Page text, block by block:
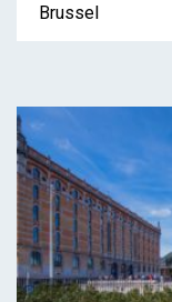
Brussel